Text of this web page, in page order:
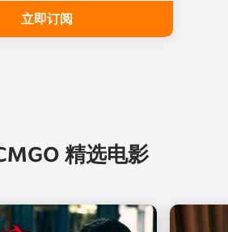
立即订阅
精选电影